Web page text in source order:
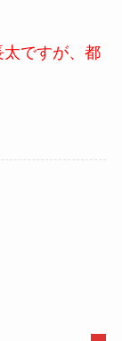
ですが、都